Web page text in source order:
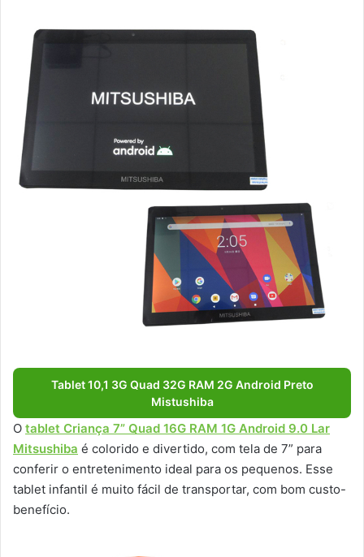
Tablet 10,1 3G Quad 32G RAM 2G Android Preto
Mistushiba
O tablet Criança 7” Quad 16G RAM 1G Android 9.0 Lar
Mitsushiba é colorido e divertido, com tela de 7” para
conferir o entretenimento ideal para os pequenos. Esse
tablet infantil é muito fácil de transportar, com bom custo-
benefício.